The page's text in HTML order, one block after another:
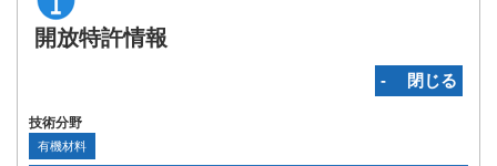
開放特許情報
‐ 閉じる
技術分野
有機材料